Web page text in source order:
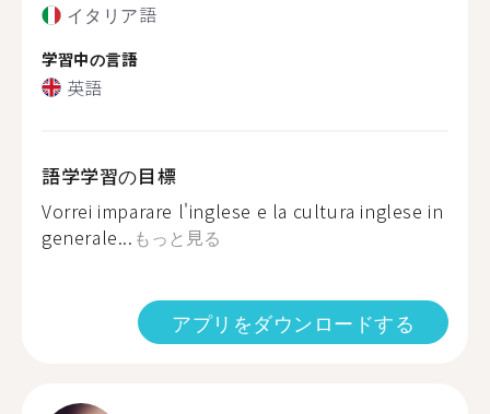
イタリア語
学習中の言語
英語
語学学習の目標
Vorrei imparare l'inglese e la cultura inglese in
generale... もっと見る
アプリをダウンロードする